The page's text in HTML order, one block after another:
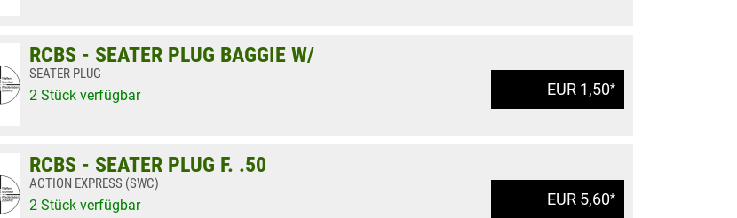
EUR 1,50*
RCBS - SEATER PLUG BAGGIE W/
SEATER PLUG
2 Stück verfügbar
EUR 5,60*
RCBS - SEATER PLUG F. .50
ACTION EXPRESS (SWC)
2 Stück verfügbar